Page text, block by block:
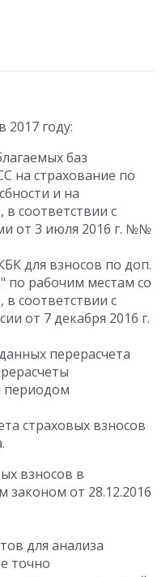
2017 году:
баз
на страхование по
и на
соответствии с
от 3 июля 2016 г. №№
для взносов по доп.
по рабочим местам со
в соответствии с
от 7 декабря 2016 г.
перерасчета
периодом
страховых взносов
взносов в
законом от 28.12.2016
для анализа
точно